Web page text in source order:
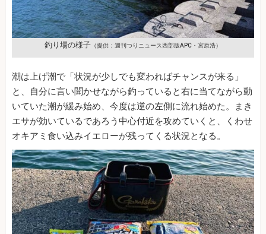
釣り場の様子 （提供：週刊つりニュース西部版APC・宮原浩）
潮は上げ潮で「状況が少しでも変わればチャンスが来る」
と、自分に言い聞かせながら釣っていると右に当てながら動
いていた潮が緩み始め、今度は逆の左側に流れ始めた。まき
エサが効いているであろう中心付近を攻めていくと、くわせ
オキアミ食い込みイエローが残ってくる状況となる。